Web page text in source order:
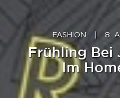
FASHION 8.
Frühling Bei
Im